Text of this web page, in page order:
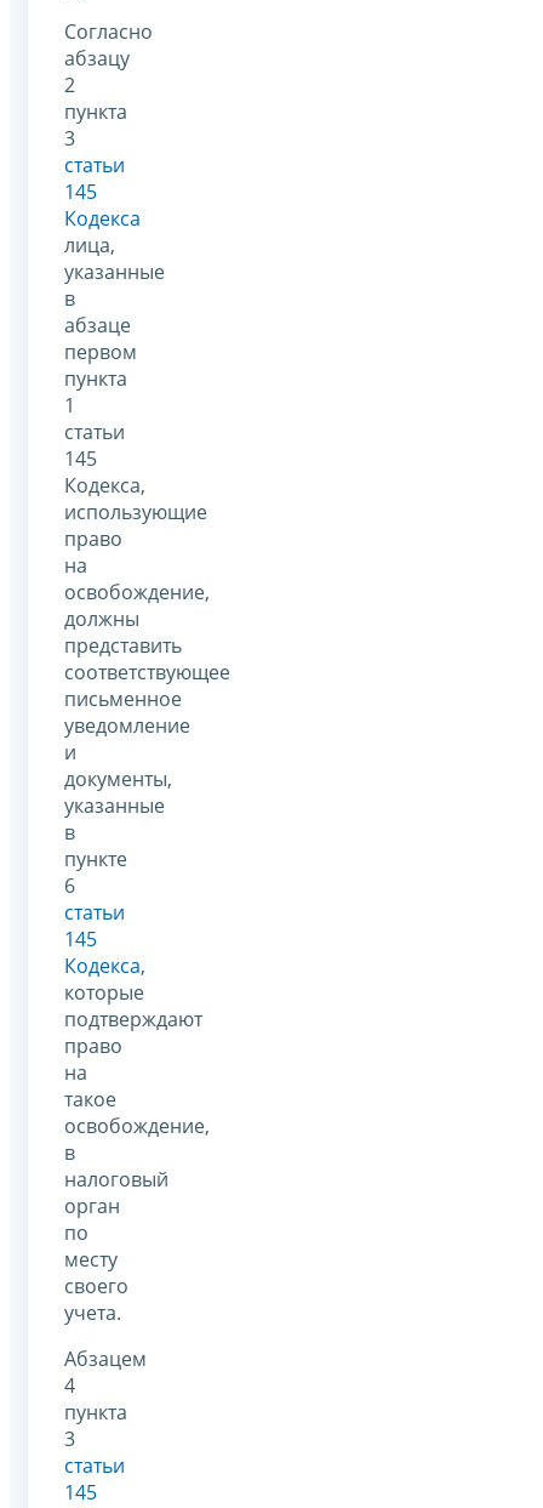
Согласно
абзацу
2
пункта
3
статьи
145
Кодекса
лица,
указанные
в
абзаце
первом
пункта
1
статьи
145
Кодекса,
использующие
право
на
освобождение,
должны
представить
соответствующее
письменное
уведомление
и
документы,
указанные
в
пункте
6
статьи
145
Кодекса,
которые
подтверждают
право
на
такое
освобождение,
в
налоговый
орган
по
месту
своего
учета.
Абзацем
4
пункта
3
статьи
145